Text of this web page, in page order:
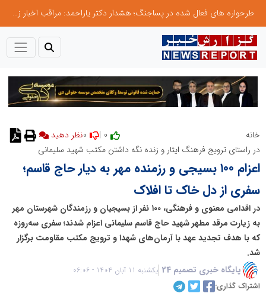
طرحواره های فعال شده در پساجنگ؛ هشدار دکتر یاراحمد: مراقب اخبار زرد و واکنش های هیجانی باشید
خانه
نظر دهید
در راستای ترویج فرهنگ ایثار و زنده نگه داشتن مکتب شهید سلیمانی
اعزام ۱۰۰ بسیجی و رزمنده مهر به دیار حاج قاسم؛
سفری از دل خاک تا افلاک
در اقدامی معنوی و فرهنگی، ۱۰۰ نفر از بسیجیان و رزمندگان شهرستان مهر
به زیارت مرقد مطهر شهید حاج قاسم سلیمانی اعزام شدند؛ سفری سه‌روزه
که با هدف تجدید عهد با آرمان‌های شهدا و ترویج مکتب مقاومت برگزار
شد.
پایگاه خبری تصمیم 24
یکشنبه 11 آبان 1404 - 06:06
اشتراک گذاری: